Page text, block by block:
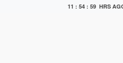
11 : 55 : 00 HRS